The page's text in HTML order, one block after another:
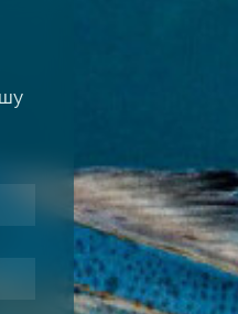
mail)